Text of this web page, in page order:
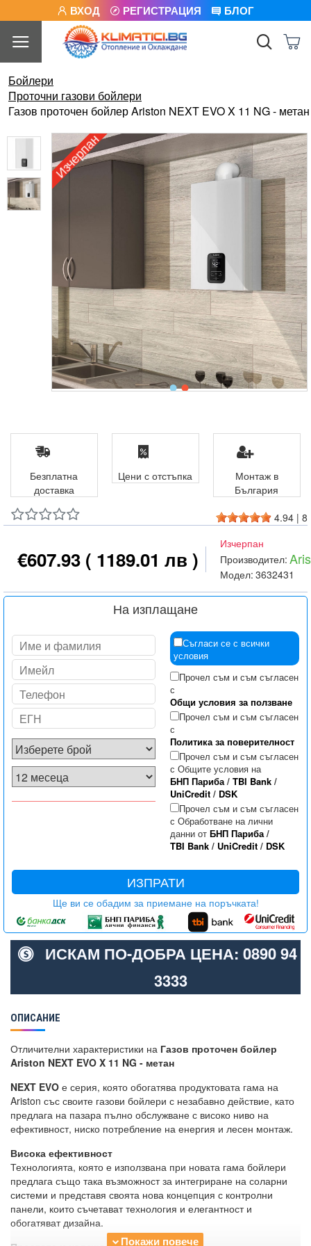
ВХОД РЕГИСТРАЦИЯ БЛОГ
Бойлери
Проточни газови бойлери
Газов проточен бойлер Ariston NEXT EVO X 11 NG - метан
Изчерпан
4.94 | 8
€607.93 ( 1189.01 лв )
Изчерпан
Производител:
Модел: 3632431
На изплащане
Съгласи се с всички
условия
Прочел съм и съм съгласен
с
Общи условия за ползване
Прочел съм и съм съгласен
с
Политика за поверителност
Прочел съм и съм съгласен
с Общите условия на
БНП Париба/ TBI Bank/
UniCredit/ DSK
Прочел съм и съм съгласен
с Обработване на лични
данни от БНП Париба/
TBI Bank/ UniCredit/ DSK
ИЗПРАТИ
Ще ви се обадим за приемане на поръчката!
Безплатна
доставка
Цени с отстъпка
Монтаж в
България
ИСКАМ ПО-ДОБРА ЦЕНА: 0890 94
3333
ОПИСАНИЕ
Отличителни характеристики на Газов проточен бойлер
Ariston NEXT EVO X 11 NG - метан
NEXT EVO е серия, която обогатява продуктовата гама на
Ariston със своите газови бойлери с незабавно действие, като
предлага на пазара пълно обслужване с високо ниво на
ефективност, ниско потребление на енергия и лесен монтаж.
Висока ефективност
Технологията, която е използвана при новата гама бойлери
предлага също така възможност за интегриране на соларни
системи и представя своята нова концепция с контролни
панели, които съчетават технология и елегантност и
обогатяват дизайна.